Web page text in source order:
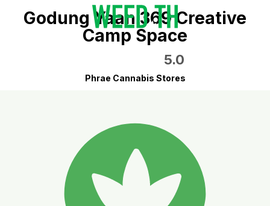
Godung Yaan 369 Creative
Camp Space
5.0
Phrae Cannabis Stores